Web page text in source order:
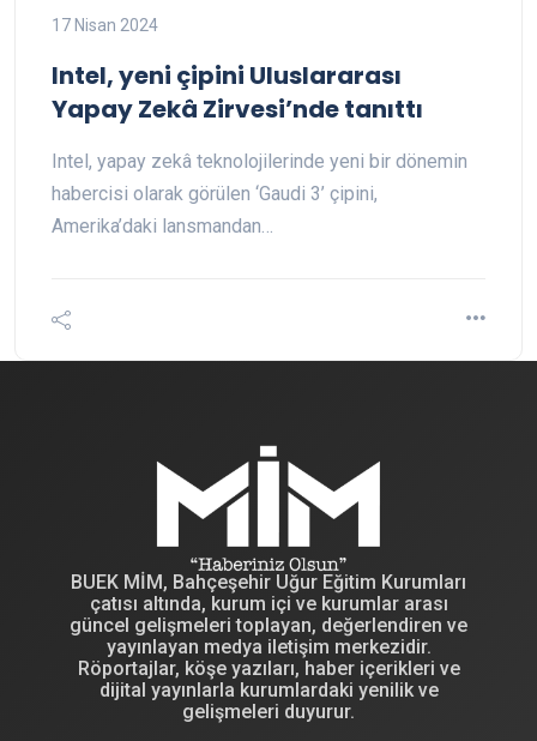
17 Nisan 2024
Intel, yeni çipini Uluslararası
Yapay Zekâ Zirvesi’nde tanıttı
Intel, yapay zekâ teknolojilerinde yeni bir dönemin
habercisi olarak görülen ‘Gaudi 3’ çipini,
Amerika’daki lansmandan…
BUEK MİM, Bahçeşehir Uğur Eğitim Kurumları
çatısı altında, kurum içi ve kurumlar arası
güncel gelişmeleri toplayan, değerlendiren ve
yayınlayan medya iletişim merkezidir.
Röportajlar, köşe yazıları, haber içerikleri ve
dijital yayınlarla kurumlardaki yenilik ve
gelişmeleri duyurur.